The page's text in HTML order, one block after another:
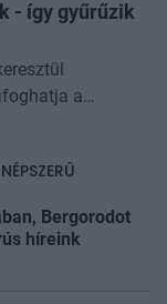
- így gyűrűzik
a
NÉPSZERŰ
Bergorodot
híreink